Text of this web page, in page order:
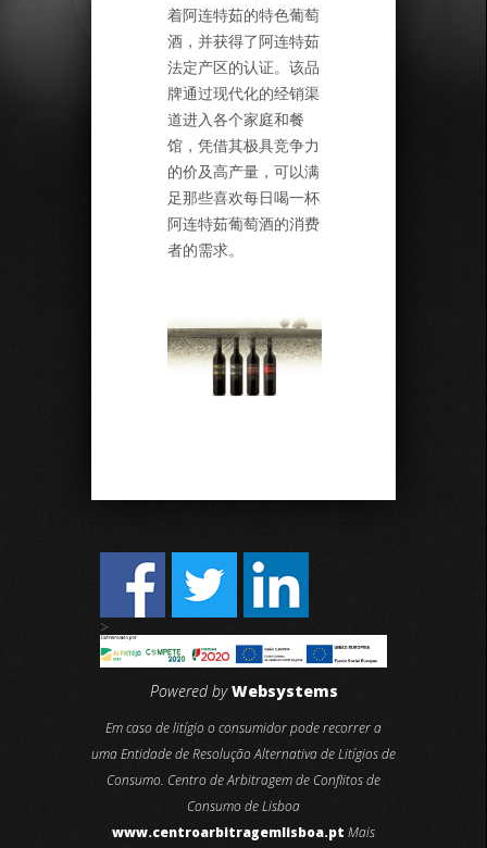
着阿连特茹的特色葡萄
酒，并获得了阿连特茹
法定产区的认证。该品
牌通过现代化的经销渠
道进入各个家庭和餐
馆，凭借其极具竞争力
的价及高产量，可以满
足那些喜欢每日喝一杯
阿连特茹葡萄酒的消费
者的需求。
>
Powered byWebsystems
Em caso de litígio o consumidor pode recorrer a
uma Entidade de Resolução Alternativa de Litígios de
Consumo. Centro de Arbitragem de Conflitos de
Consumo de Lisboa
www.centroarbitragemlisboa.pt Mais